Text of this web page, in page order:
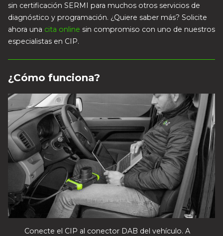
sin certificación SERMI para muchos otros servicios de
diagnóstico y programación. ¿Quiere saber más? Solicite
ahora una cita online sin compromiso con uno de nuestros
especialistas en CIP.
¿Cómo funciona?
Conecte el CIP al conector DAB del vehículo. A